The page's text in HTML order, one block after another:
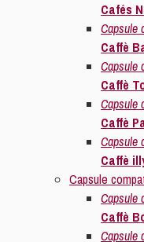
Cafés
Capsule
Caffè
Capsule
Caffè
Capsule
Caffè
Capsule
Caffè
Capsule
Capsule
Caffè
Capsule